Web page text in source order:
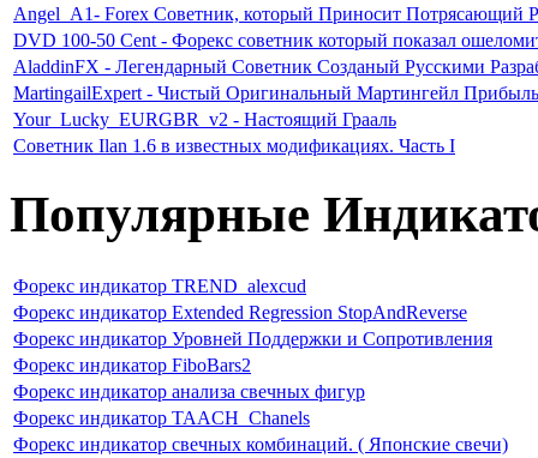
Angel_A1- Forex Советник, который Приносит Потрясающий
DVD 100-50 Cent - Форекс советник который показал
AladdinFX - Легендарный Советник Созданый Русскими
MartingailExpert - Чистый Оригинальный Мартингейл
Your_Lucky_EURGBR_v2 - Настоящий Грааль
Советник Ilan 1.6 в известных модификациях. Часть I
Популярные
Форекс индикатор TREND_alexcud
Форекс индикатор Extended Regression StopAndReverse
Форекс индикатор Уровней Поддержки и Сопротивления
Форекс индикатор FiboBars2
Форекс индикатор анализа свечных фигур
Форекс индикатор TAACH_Chanels
Форекс индикатор свечных комбинаций. ( Японские свечи)